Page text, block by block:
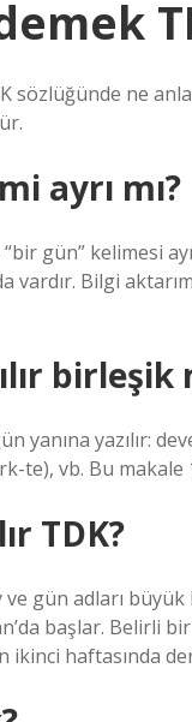
sözlüğünde ne
ayrı mı?
gün” kelimesi
vardır. Bilgi
birleşik
yanına yazılır:
te), vb. Bu makale
TDK?
gün adları büyük
başlar. Belirli
ikinci haftasında